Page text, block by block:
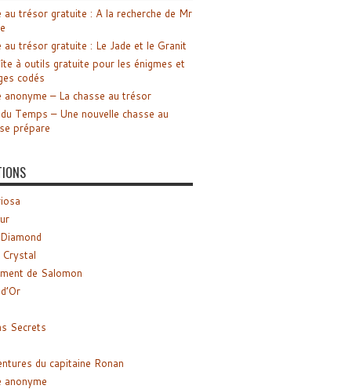
au trésor gratuite : A la recherche de Mr
au trésor gratuite : Le Jade et le Granit
à outils gratuite pour les énigmes et
codés
anonyme – La chasse au trésor
du Temps – Une nouvelle chasse au
prépare
de Salomon
Secrets
du capitaine Ronan
anonyme